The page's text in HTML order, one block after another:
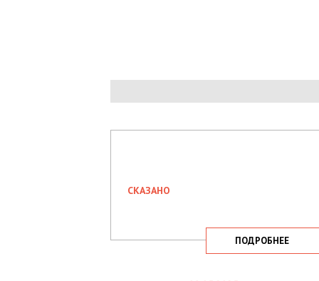
СКАЗАНО
ПОДРОБНЕЕ